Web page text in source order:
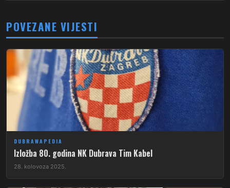
POVEZANE VIJESTI
DUBRAWAPEDIA
Izložba 80. godina NK Dubrava Tim Kabel
28. kolovoza 2025.